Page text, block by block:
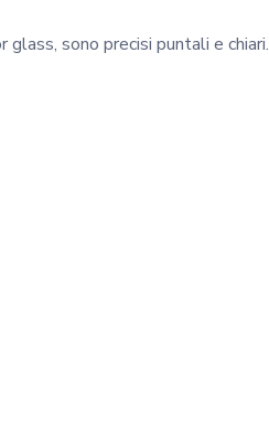
sono precisi puntali e chiari.